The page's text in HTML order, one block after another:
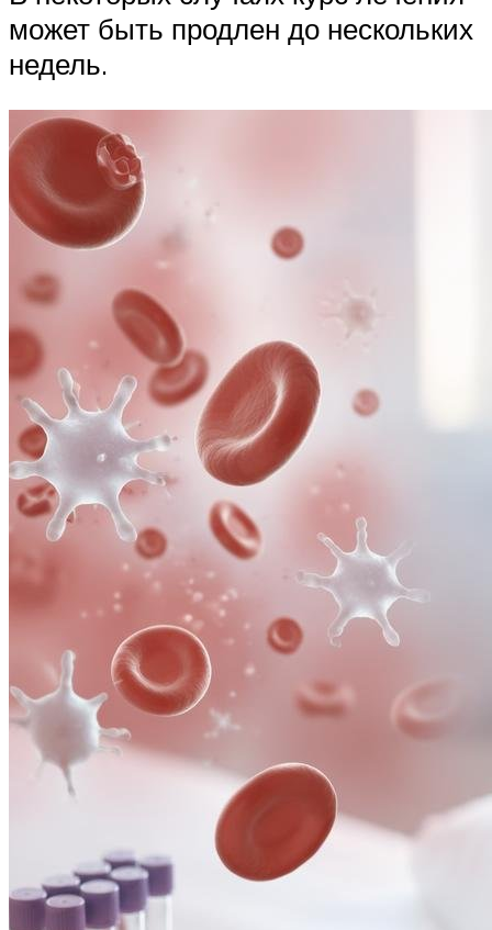
может быть продлен до нескольких
недель.